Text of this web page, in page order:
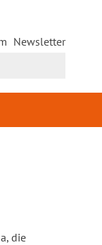
Newsletter
die